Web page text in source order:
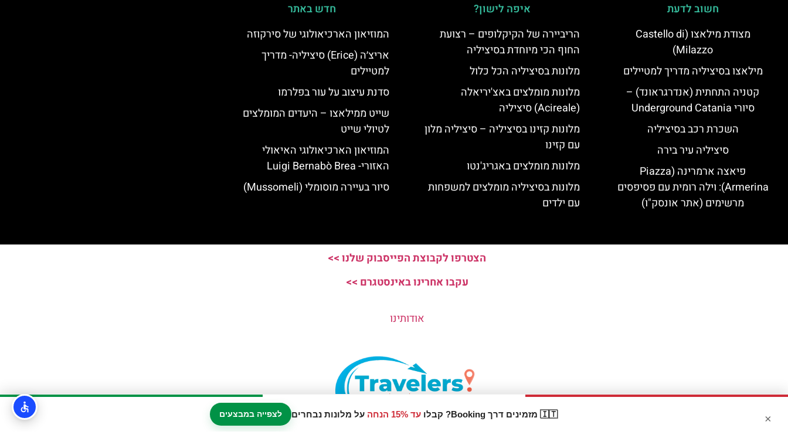
🇮🇹 מזמינים דרך Booking? קבלו עד 15% הנחה על מלונות נבחרים לצפייה במבצעים ×
חשוב לדעת
מצודת מילאצו (Castello di
Milazzo)
מילאצו בסיציליה מדריך למטיילים
קטניה התחתית (אנדרגראונד) –
סיורי Underground Catania
השכרת רכב בסיציליה
סיציליה עיר בירה
פיאצה ארמרינה (Piazza
Armerina): וילה רומית עם פסיפסים
מרשימים (אתר אונסק"ו)
איפה לישון?
הריביירה של הקיקלופים – רצועת
החוף הכי מיוחדת בסיציליה
מלונות בסיציליה הכל כלול
מלונות מומלצים באצ'יריאלה
(Acireale) סיציליה
מלונות קזינו בסיציליה – סיציליה מלון
עם קזינו
מלונות מומלצים באגריג'נטו
מלונות בסיציליה מומלצים למשפחות
עם ילדים
חדש באתר
המוזיאון הארכיאולוגי של סירקוזה
אריצ׳ה (Erice) סיציליה- מדריך
למטיילים
סדנת עיצוב על עור בפלרמו
שייט ממילאצו – היעדים המומלצים
לטיולי שייט
המוזיאון הארכיאולוגי האיאולי
האזורי- Luigi Bernabò Brea
סיור בעיירה מוסומלי (Mussomeli)
הצטרפו לקבוצת הפייסבוק שלנו >>
עקבו אחרינו באינסטגרם >>
אודותינו